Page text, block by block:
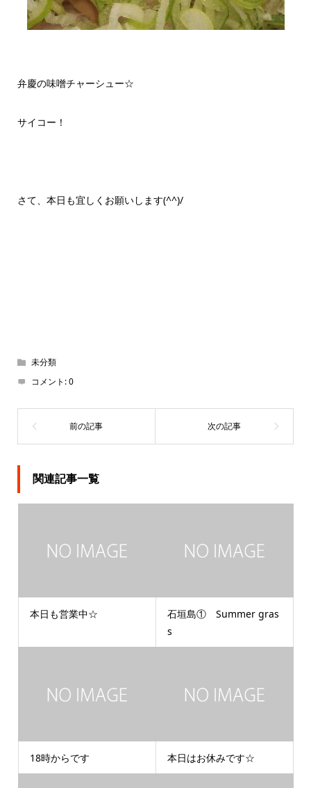
弁慶の味噌チャーシュー☆
サイコー！
さて、本日も宜しくお願いします(^^)/
未分類
コメント:0
関連記事一覧
本日も営業中☆
石垣島① Summer gras
s
18時からです 本日はお休みです☆